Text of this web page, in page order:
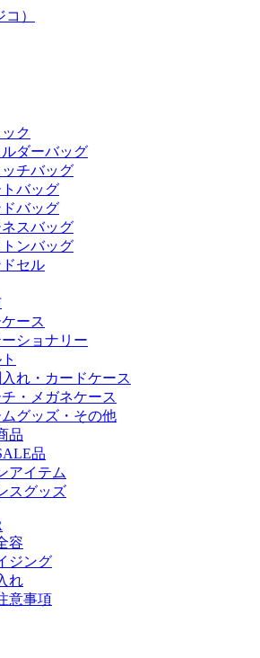
ク
ルダーバッグ
ッチバッグ
トバッグ
バッグ
ネスバッグ
ンバッグ
セル
ース
ーショナリー
れ・カードケース
・メガネケース
グッズ・その他
品
品
アイテム
スグッズ
容
ジング
れ
意事項